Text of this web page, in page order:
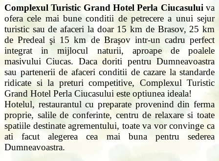
Complexul Turistic Grand Hotel Perla Ciucasului va
ofera cele mai bune conditii de petrecere a unui sejur
turistic sau de afaceri la doar 15 km de Brasov, 25 km
de Predeal şi 15 km de Braşov intr-un cadru perfect
integrat in mijlocul naturii, aproape de poalele
masivului Ciucas. Daca doriti pentru Dumneavoastra
sau partenerii de afaceri conditii de cazare la standarde
ridicate si la preturi competitive, Complexul Turistic
Grand Hotel Perla Ciucasului este optiunea ideala!
Hotelul, restaurantul cu preparate provenind din ferma
proprie, salile de conferinte, centru de relaxare si toate
spatiile destinate agrementului, toate va vor convinge ca
ati facut alegerea cea mai buna pentru sederea
Dumneavoastra.